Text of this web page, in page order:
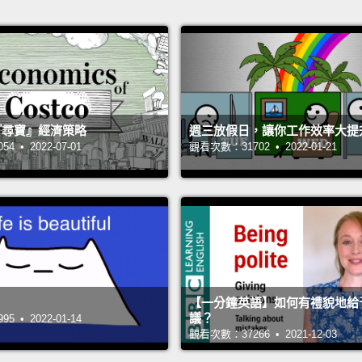
寶』經濟策略
• 2022-07-01
週三放假日，讓你工作效率大提
觀看次數：31702 • 2022-01-21
• 2022-01-14
【一分鐘英語】如何有禮貌地給
議？
觀看次數：37266 • 2021-12-03